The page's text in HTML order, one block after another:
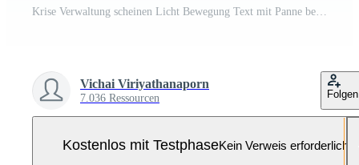
Krise Verwaltung scheinen Licht Bewegung Text mit Panne bewirken Animation Pro Video
Vichai Viriyathanaporn
7.036 Ressourcen Folgen
Kostenlos mit TestphaseKein Verweis erforderlich